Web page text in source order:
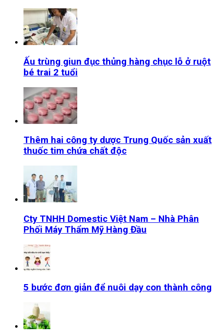
Ấu trùng giun đục thủng hàng chục lỗ ở ruột
bé trai 2 tuổi
Thêm hai công ty dược Trung Quốc sản xuất
thuốc tim chứa chất độc
Cty TNHH Domestic Việt Nam – Nhà Phân
Phối Máy Thẩm Mỹ Hàng Đầu
5 bước đơn giản để nuôi dạy con thành công